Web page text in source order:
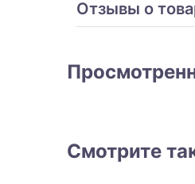
Отзывы о
Смотрите